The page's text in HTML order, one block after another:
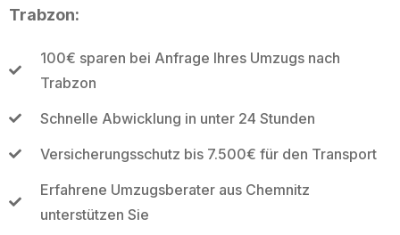
Trabzon:
100€ sparen bei Anfrage Ihres Umzugs nach
Trabzon
Schnelle Abwicklung in unter 24 Stunden
Versicherungsschutz bis 7.500€ für den Transport
Erfahrene Umzugsberater aus Chemnitz
unterstützen Sie